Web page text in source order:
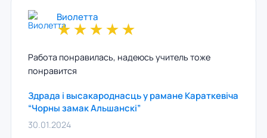
Виолетта
★★★★★
Работа понравилась, надеюсь учитель тоже
понравится
Здрада і высакароднасць у рамане Караткевіча
“Чорны замак Альшанскі”
30.01.2024